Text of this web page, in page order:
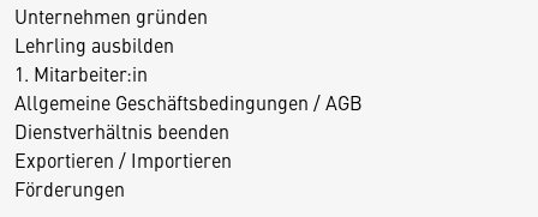
Unternehmen gründen
Lehrling ausbilden
1. Mitarbeiter:in
Allgemeine Geschäftsbedingungen / AGB
Dienstverhältnis beenden
Exportieren / Importieren
Förderungen